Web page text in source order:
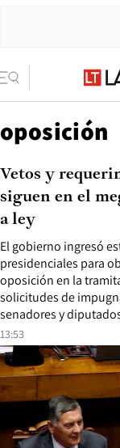
oposición
13:53
El gobierno ingresó
presidenciales para
oposición en la
solicitudes de
senadores y
Vetos y
siguen en el
a ley